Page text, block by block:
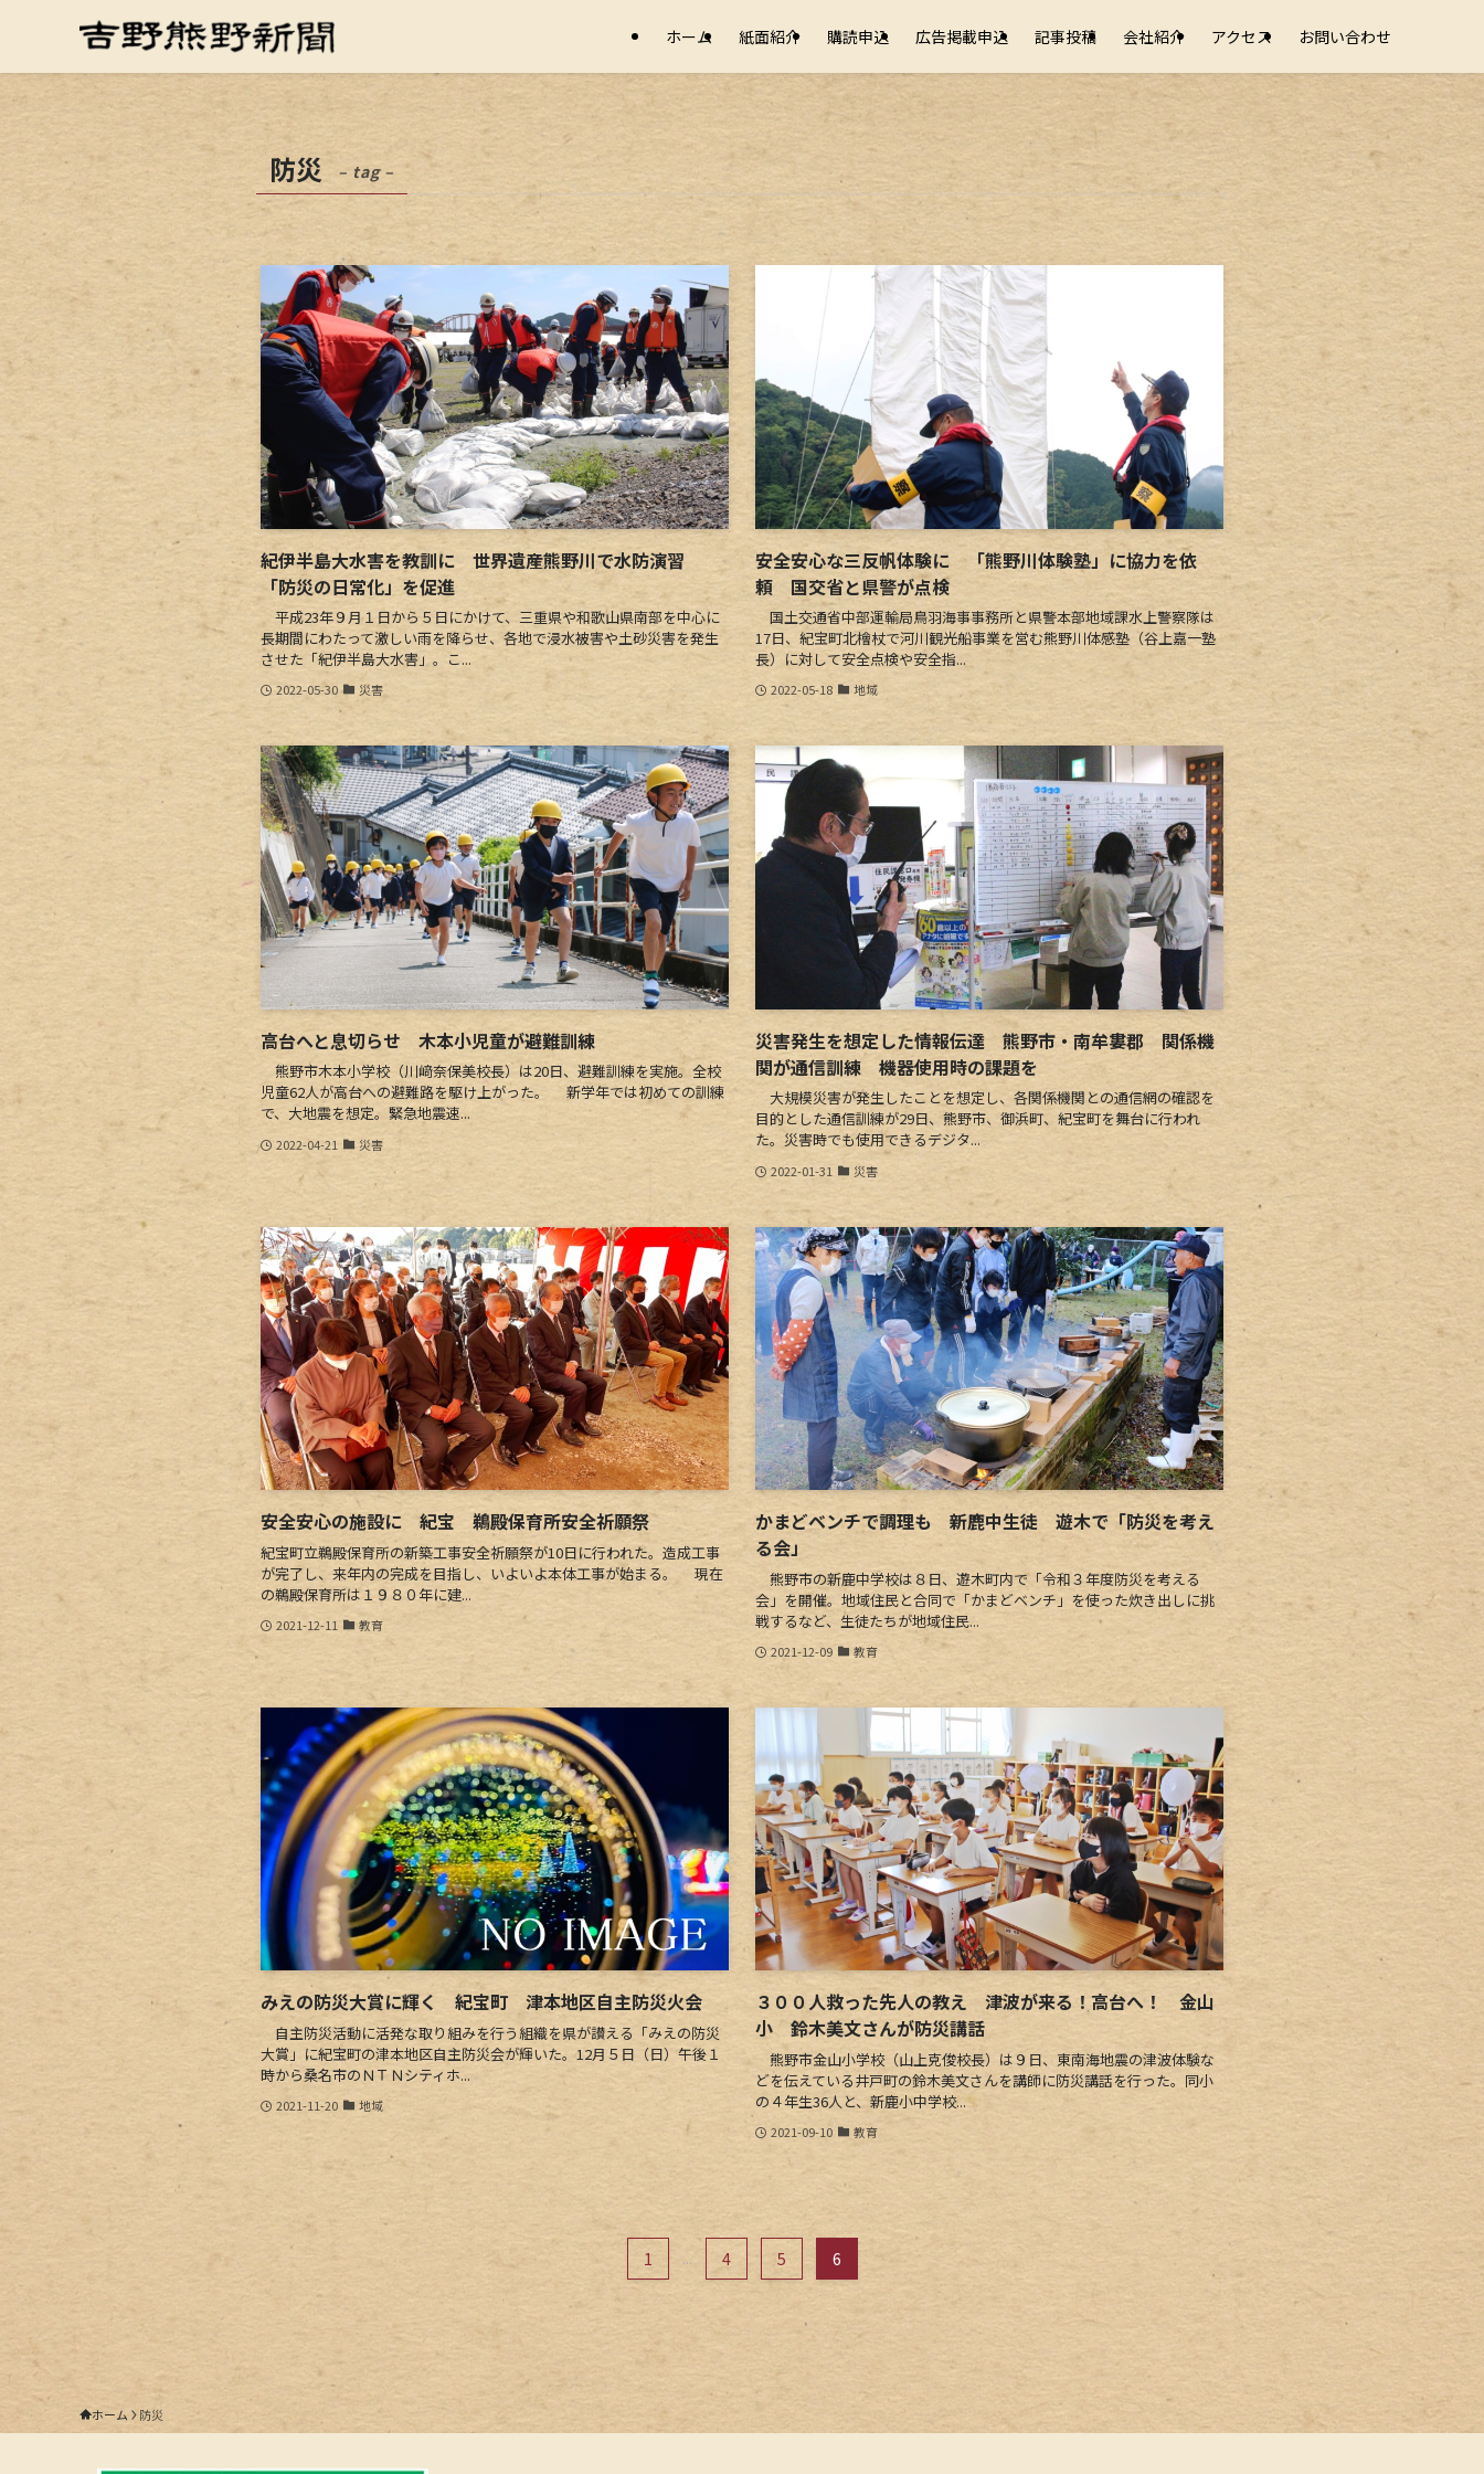
ホーム 紙面紹介 購読申込 広告掲載申込 記事投稿 会社紹介 アクセス お問い合わせ
防災 – tag –
紀伊半島大水害を教訓に 世界遺産熊野川で水防演習
「防災の日常化」を促進
平成23年９月１日から５日にかけて、三重県や和歌山県南部を中心に
長期間にわたって激しい雨を降らせ、各地で浸水被害や土砂災害を発生
させた「紀伊半島大水害」。こ...
2022-05-30 災害
安全安心な三反帆体験に 「熊野川体験塾」に協力を依
頼 国交省と県警が点検
国土交通省中部運輸局鳥羽海事事務所と県警本部地域課水上警察隊は
17日、紀宝町北檜杖で河川観光船事業を営む熊野川体感塾（谷上嘉一塾
長）に対して安全点検や安全指...
2022-05-18 地域
高台へと息切らせ 木本小児童が避難訓練
熊野市木本小学校（川﨑奈保美校長）は20日、避難訓練を実施。全校
児童62人が高台への避難路を駆け上がった。 新学年では初めての訓練
で、大地震を想定。緊急地震速...
2022-04-21 災害
災害発生を想定した情報伝達 熊野市・南牟婁郡 関係機
関が通信訓練 機器使用時の課題を
大規模災害が発生したことを想定し、各関係機関との通信網の確認を
目的とした通信訓練が29日、熊野市、御浜町、紀宝町を舞台に行われ
た。災害時でも使用できるデジタ...
2022-01-31 災害
安全安心の施設に 紀宝 鵜殿保育所安全祈願祭
紀宝町立鵜殿保育所の新築工事安全祈願祭が10日に行われた。造成工事
が完了し、来年内の完成を目指し、いよいよ本体工事が始まる。 現在
の鵜殿保育所は１９８０年に建...
2021-12-11 教育
かまどベンチで調理も 新鹿中生徒 遊木で「防災を考え
る会」
熊野市の新鹿中学校は８日、遊木町内で「令和３年度防災を考える
会」を開催。地域住民と合同で「かまどベンチ」を使った炊き出しに挑
戦するなど、生徒たちが地域住民...
2021-12-09 教育
みえの防災大賞に輝く 紀宝町 津本地区自主防災火会
自主防災活動に活発な取り組みを行う組織を県が讃える「みえの防災
大賞」に紀宝町の津本地区自主防災会が輝いた。12月５日（日）午後１
時から桑名市のＮＴＮシティホ...
2021-11-20 地域
３００人救った先人の教え 津波が来る！高台へ！ 金山
小 鈴木美文さんが防災講話
熊野市金山小学校（山上克俊校長）は９日、東南海地震の津波体験な
どを伝えている井戸町の鈴木美文さんを講師に防災講話を行った。同小
の４年生36人と、新鹿小中学校...
2021-09-10 教育
1 ... 4 5 6
ホーム 防災